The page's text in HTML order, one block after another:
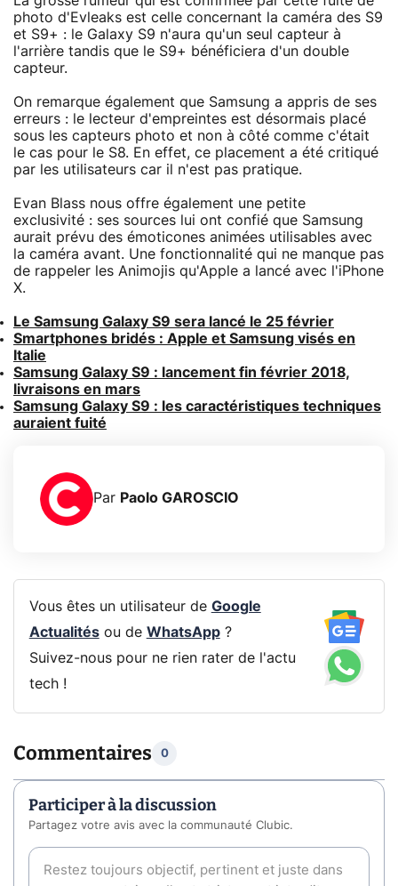
photo d'Evleaks est celle concernant la caméra des S9
et S9+ : le Galaxy S9 n'aura qu'un seul capteur à
l'arrière tandis que le S9+ bénéficiera d'un double
capteur.
On remarque également que Samsung a appris de ses
erreurs : le lecteur d'empreintes est désormais placé
sous les capteurs photo et non à côté comme c'était
le cas pour le S8. En effet, ce placement a été critiqué
par les utilisateurs car il n'est pas pratique.
Evan Blass nous offre également une petite
exclusivité : ses sources lui ont confié que Samsung
aurait prévu des émoticones animées utilisables avec
la caméra avant. Une fonctionnalité qui ne manque pas
de rappeler les Animojis qu'Apple a lancé avec l'iPhone
X.
Le Samsung Galaxy S9 sera lancé le 25 février
Smartphones bridés : Apple et Samsung visés en
Italie
Samsung Galaxy S9 : lancement fin février 2018,
livraisons en mars
Samsung Galaxy S9 : les caractéristiques techniques
auraient fuité
Par Paolo GAROSCIO
Vous êtes un utilisateur de Google
Actualitésou de WhatsApp?
Suivez-nous pour ne rien rater de l'actu
tech !
Commentaires 0
Participer à la discussion
Partagez votre avis avec la communauté Clubic.